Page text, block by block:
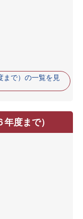
まで）の一覧を見
度まで）